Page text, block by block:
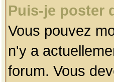
Puis-je poster
Vous pouvez
n'y a
forum. Vous